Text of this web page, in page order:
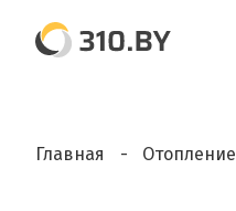
Главная Отопление